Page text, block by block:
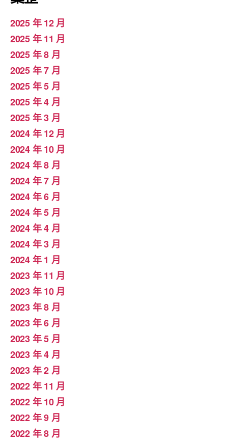
2025 年 12 月
2025 年 11 月
2025 年 8 月
2025 年 7 月
2025 年 5 月
2025 年 4 月
2025 年 3 月
2024 年 12 月
2024 年 10 月
2024 年 8 月
2024 年 7 月
2024 年 6 月
2024 年 5 月
2024 年 4 月
2024 年 3 月
2024 年 1 月
2023 年 11 月
2023 年 10 月
2023 年 8 月
2023 年 6 月
2023 年 5 月
2023 年 4 月
2023 年 2 月
2022 年 11 月
2022 年 10 月
2022 年 9 月
2022 年 8 月